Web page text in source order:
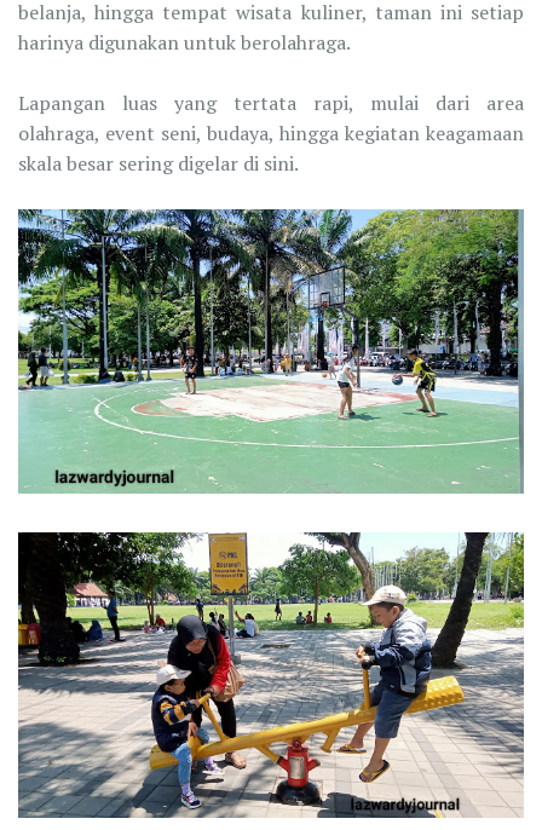
belanja, hingga tempat wisata kuliner, taman ini setiap
harinya digunakan untuk berolahraga.
Lapangan luas yang tertata rapi, mulai dari area
olahraga, event seni, budaya, hingga kegiatan keagamaan
skala besar sering digelar di sini.